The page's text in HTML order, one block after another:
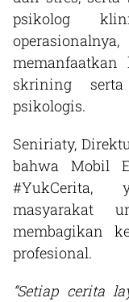
psikolog
skrining
psikologis.
Seniriaty,
bahwa Mobil
#YukCerita,
masyarakat
membagikan
profesional.
“Setiap cerita